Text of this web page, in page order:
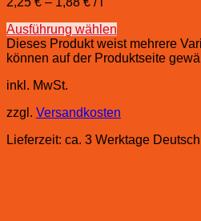
Ausführung wählen
Dieses Produkt weist mehrere
können auf der Produktseite
inkl. MwSt.
zzgl. Versandkosten
Lieferzeit: ca. 3 Werktage